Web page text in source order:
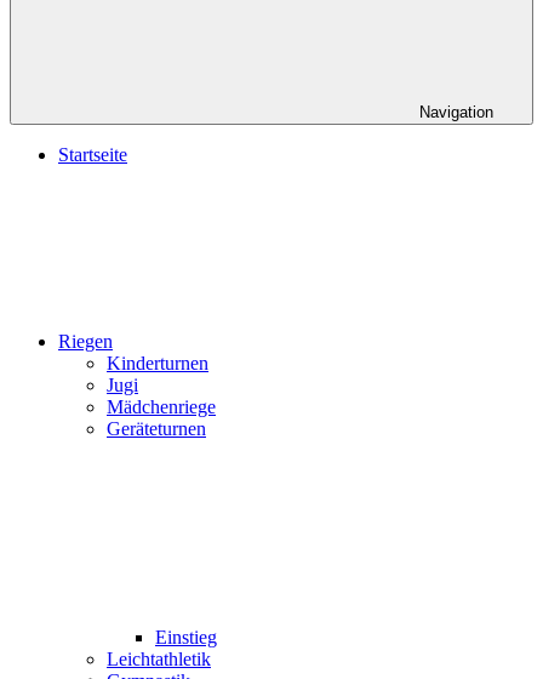
Navigation
Startseite
Riegen
Kinderturnen
Jugi
Mädchenriege
Geräteturnen
Einstieg
Leichtathletik